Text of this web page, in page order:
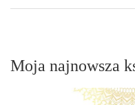
Moja najnowsza